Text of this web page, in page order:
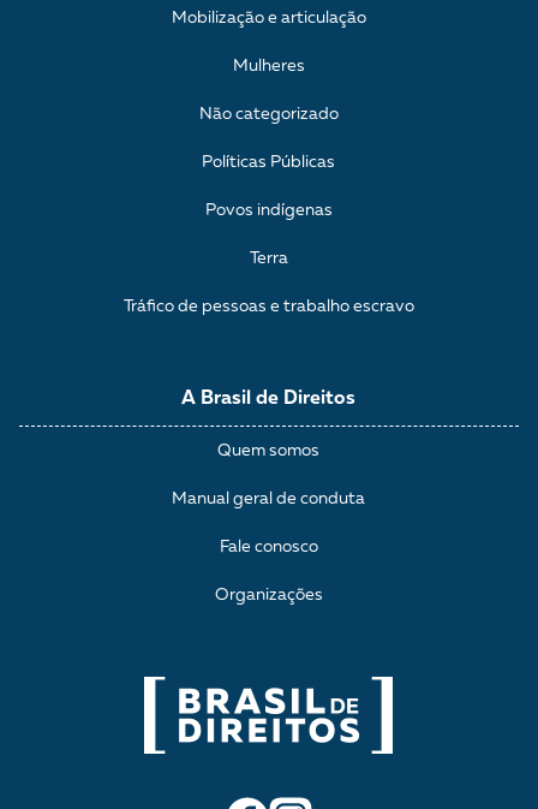
A Brasil de Direitos
Quem somos
Manual geral de conduta
Fale conosco
Organizações
Mobilização e articulação
Mulheres
Não categorizado
Políticas Públicas
Povos indígenas
Terra
Tráfico de pessoas e trabalho escravo